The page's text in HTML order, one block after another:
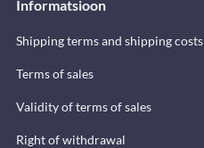
Informatsioon
Shipping terms and shipping costs
Terms of sales
Validity of terms of sales
Right of withdrawal